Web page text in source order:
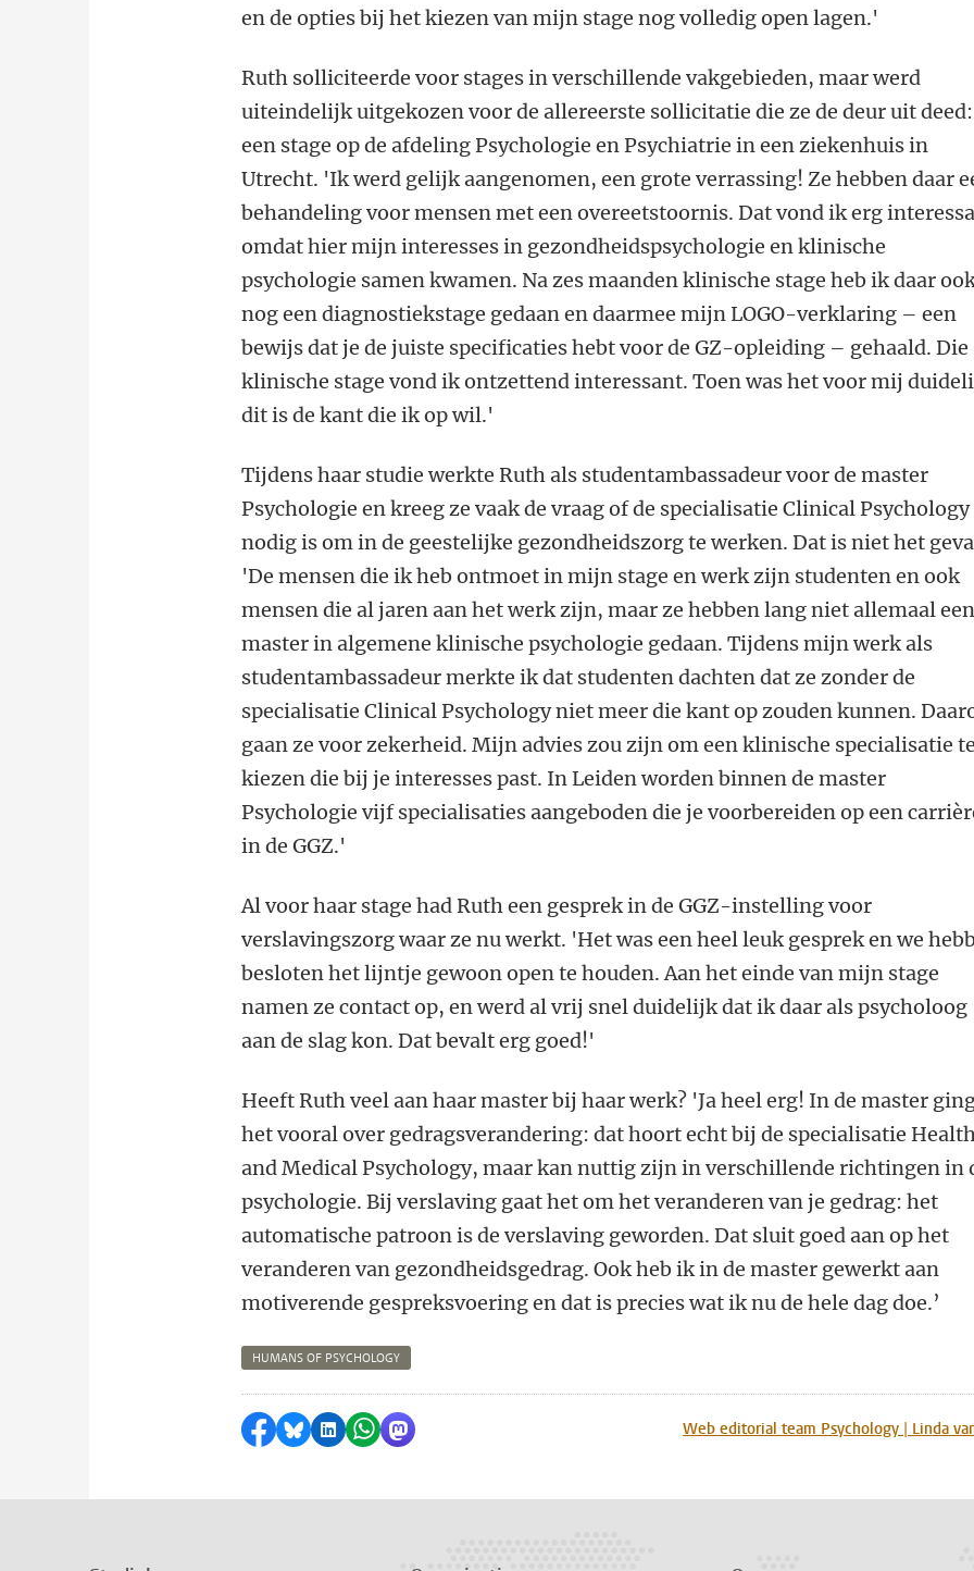
en de opties bij het kiezen van mijn stage nog volledig open lagen.'
Ruth solliciteerde voor stages in verschillende vakgebieden, maar werd
uiteindelijk uitgekozen voor de allereerste sollicitatie die ze de deur uit deed:
een stage op de afdeling Psychologie en Psychiatrie in een ziekenhuis in
Utrecht. 'Ik werd gelijk aangenomen, een grote verrassing! Ze hebben daar
behandeling voor mensen met een overeetstoornis. Dat vond ik erg
omdat hier mijn interesses in gezondheidspsychologie en klinische
psychologie samen kwamen. Na zes maanden klinische stage heb ik daar
nog een diagnostiekstage gedaan en daarmee mijn LOGO-verklaring – een
bewijs dat je de juiste specificaties hebt voor de GZ-opleiding – gehaald. Die
klinische stage vond ik ontzettend interessant. Toen was het voor mij
dit is de kant die ik op wil.'
Tijdens haar studie werkte Ruth als studentambassadeur voor de master
Psychologie en kreeg ze vaak de vraag of de specialisatie Clinical Psychology
nodig is om in de geestelijke gezondheidszorg te werken. Dat is niet het
'De mensen die ik heb ontmoet in mijn stage en werk zijn studenten en ook
mensen die al jaren aan het werk zijn, maar ze hebben lang niet allemaal een
master in algemene klinische psychologie gedaan. Tijdens mijn werk als
studentambassadeur merkte ik dat studenten dachten dat ze zonder de
specialisatie Clinical Psychology niet meer die kant op zouden kunnen.
gaan ze voor zekerheid. Mijn advies zou zijn om een klinische specialisatie te
kiezen die bij je interesses past. In Leiden worden binnen de master
Psychologie vijf specialisaties aangeboden die je voorbereiden op een
in de GGZ.'
Al voor haar stage had Ruth een gesprek in de GGZ-instelling voor
verslavingszorg waar ze nu werkt. 'Het was een heel leuk gesprek en we
besloten het lijntje gewoon open te houden. Aan het einde van mijn stage
namen ze contact op, en werd al vrij snel duidelijk dat ik daar als psycholoog
aan de slag kon. Dat bevalt erg goed!'
Heeft Ruth veel aan haar master bij haar werk? 'Ja heel erg! In de master
het vooral over gedragsverandering: dat hoort echt bij de specialisatie
and Medical Psychology, maar kan nuttig zijn in verschillende richtingen in
psychologie. Bij verslaving gaat het om het veranderen van je gedrag: het
automatische patroon is de verslaving geworden. Dat sluit goed aan op het
veranderen van gezondheidsgedrag. Ook heb ik in de master gewerkt aan
motiverende gespreksvoering en dat is precies wat ik nu de hele dag doe.’
HUMANS OF PSYCHOLOGY
Delen op Facebook
Delen via Bluesky
Delen op LinkedIn
Delen via WhatsApp
Delen via Mastodon Web editorial team Psychology | Linda